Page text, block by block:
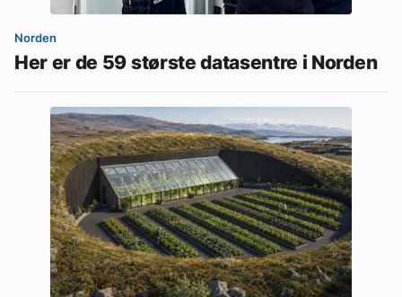
Norden
Her er de 59 største datasentre i Norden